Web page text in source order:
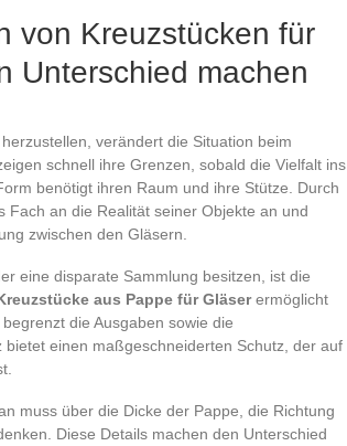
von Kreuzstücken für
Unterschied machen
verändert die Situation beim
schnell ihre Grenzen, sobald die Vielfalt ins
benötigt ihren Raum und ihre Stütze. Durch
an die Realität seiner Objekte an und
zwischen den Gläsern.
eine disparate Sammlung besitzen, ist die
aus Pappe für Gläserermöglicht
die Ausgaben sowie die
einen maßgeschneiderten Schutz, der auf
muss über die Dicke der Pappe, die Richtung
Diese Details machen den Unterschied